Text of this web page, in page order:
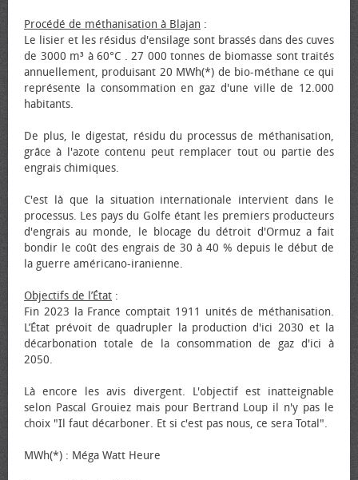
Procédé de méthanisation à Blajan :
Le lisier et les résidus d'ensilage sont brassés dans des cuves
de 3000 m³ à 60°C . 27 000 tonnes de biomasse sont traités
annuellement, produisant 20 MWh(*) de bio-méthane ce qui
représente la consommation en gaz d'une ville de 12.000
habitants.
De plus, le digestat, résidu du processus de méthanisation,
grâce à l'azote contenu peut remplacer tout ou partie des
engrais chimiques.
C'est là que la situation internationale intervient dans le
processus. Les pays du Golfe étant les premiers producteurs
d'engrais au monde, le blocage du détroit d'Ormuz a fait
bondir le coût des engrais de 30 à 40 % depuis le début de
la guerre américano-iranienne.
Objectifs de l’État :
Fin 2023 la France comptait 1911 unités de méthanisation.
L’État prévoit de quadrupler la production d'ici 2030 et la
décarbonation totale de la consommation de gaz d'ici à
2050.
Là encore les avis divergent. L'objectif est inatteignable
selon Pascal Grouiez mais pour Bertrand Loup il n'y pas le
choix "Il faut décarboner. Et si c'est pas nous, ce sera Total".
MWh(*) : Méga Watt Heure